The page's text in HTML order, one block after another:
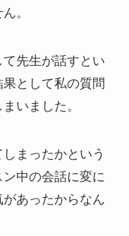
。
先生が話すとい
として私の質問
いました。
まったかという
中の会話に変に
あったからなん